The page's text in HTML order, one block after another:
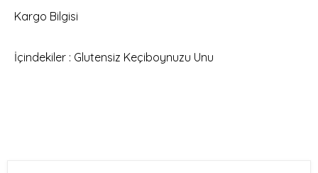
Kargo Bilgisi
İçindekiler : Glutensiz Keçiboynuzu Unu